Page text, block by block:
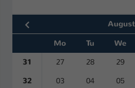
Mo
Tu We
31
27 28 29
32 03 04 05
Zweck
eines
kann der
Zugang zu